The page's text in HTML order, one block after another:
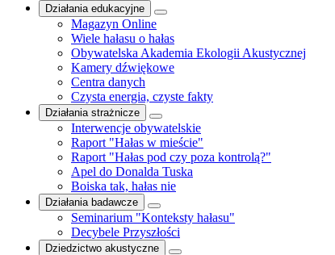
Działania edukacyjne
Magazyn Online
Wiele hałasu o hałas
Obywatelska Akademia Ekologii Akustycznej
Kamery dźwiękowe
Centra danych
Czysta energia, czyste fakty
Działania strażnicze
Interwencje obywatelskie
Raport "Hałas w mieście"
Raport "Hałas pod czy poza kontrolą?"
Apel do Donalda Tuska
Boiska tak, hałas nie
Działania badawcze
Seminarium "Konteksty hałasu"
Decybele Przyszłości
Dziedzictwo akustyczne